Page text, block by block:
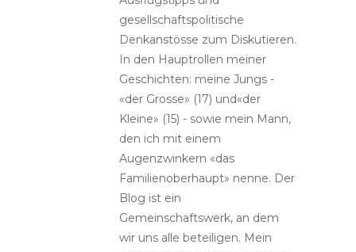
gesellschaftspolitische
Denkanstösse zum Diskutieren.
In den Hauptrollen meiner
Geschichten: meine Jungs -
«der Grosse» (17) und«der
Kleine» (15) - sowie mein Mann,
den ich mit einem
Augenzwinkern «das
Familienoberhaupt» nenne. Der
Blog ist ein
Gemeinschaftswerk, an dem
wir uns alle beteiligen. Mein